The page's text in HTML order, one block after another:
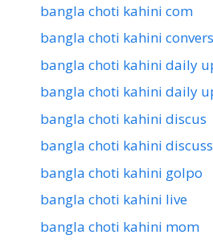
bangla choti kahini com
bangla choti kahini
bangla choti kahini daily
bangla choti kahini daily
bangla choti kahini discus
bangla choti kahini discuss
bangla choti kahini golpo
bangla choti kahini live
bangla choti kahini mom